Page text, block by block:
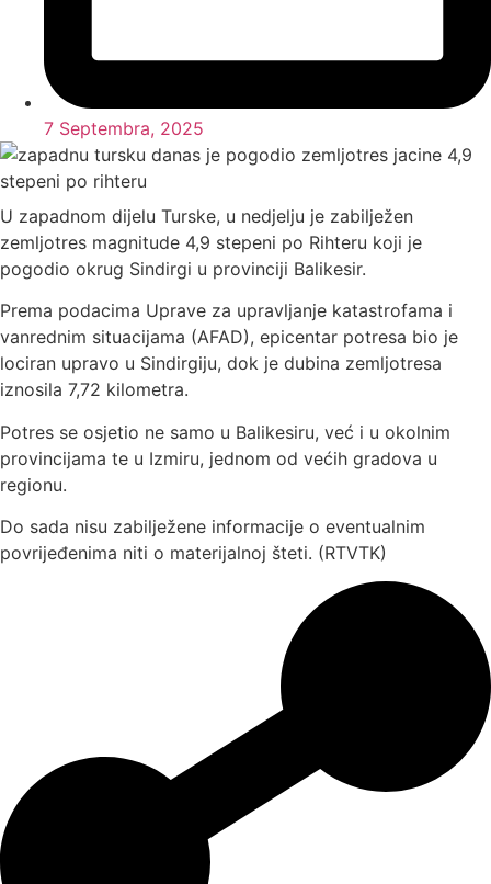
7 Septembra, 2025
U zapadnom dijelu Turske, u nedjelju je zabilježen
zemljotres magnitude 4,9 stepeni po Rihteru koji je
pogodio okrug Sindirgi u provinciji Balikesir.
Prema podacima Uprave za upravljanje katastrofama i
vanrednim situacijama (AFAD), epicentar potresa bio je
lociran upravo u Sindirgiju, dok je dubina zemljotresa
iznosila 7,72 kilometra.
Potres se osjetio ne samo u Balikesiru, već i u okolnim
provincijama te u Izmiru, jednom od većih gradova u
regionu.
Do sada nisu zabilježene informacije o eventualnim
povrijeđenima niti o materijalnoj šteti. (RTVTK)